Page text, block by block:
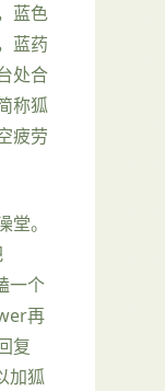
蓝色
蓝药
处合
称狐
疲劳
。
一个
再
复
加狐